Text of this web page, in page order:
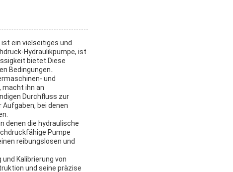
ein vielseitiges und
Hydraulikpumpe, ist
bietet.Diese
Bedingungen..
und
macht ihn an
Durchfluss zur
bei denen
denen die hydraulische
Pumpe
reibungslosen und
Kalibrierung von
und seine präzise